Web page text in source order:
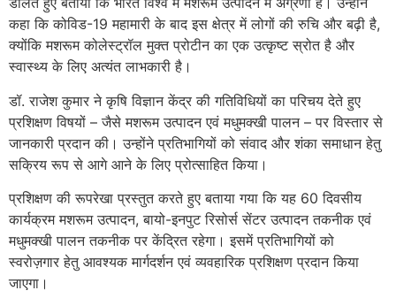
कहा कि कोविड-19 महामारी के बाद इस क्षेत्र में लोगों की रुचि और बढ़ी है,
क्योंकि मशरूम कोलेस्ट्रॉल मुक्त प्रोटीन का एक उत्कृष्ट स्रोत है और
स्वास्थ्य के लिए अत्यंत लाभकारी है।
डॉ. राजेश कुमार ने कृषि विज्ञान केंद्र की गतिविधियों का परिचय देते हुए
प्रशिक्षण विषयों – जैसे मशरूम उत्पादन एवं मधुमक्खी पालन – पर विस्तार से
जानकारी प्रदान की। उन्होंने प्रतिभागियों को संवाद और शंका समाधान हेतु
सक्रिय रूप से आगे आने के लिए प्रोत्साहित किया।
प्रशिक्षण की रूपरेखा प्रस्तुत करते हुए बताया गया कि यह 60 दिवसीय
कार्यक्रम मशरूम उत्पादन, बायो-इनपुट रिसोर्स सेंटर उत्पादन तकनीक एवं
मधुमक्खी पालन तकनीक पर केंद्रित रहेगा। इसमें प्रतिभागियों को
स्वरोज़गार हेतु आवश्यक मार्गदर्शन एवं व्यवहारिक प्रशिक्षण प्रदान किया
जाएगा।